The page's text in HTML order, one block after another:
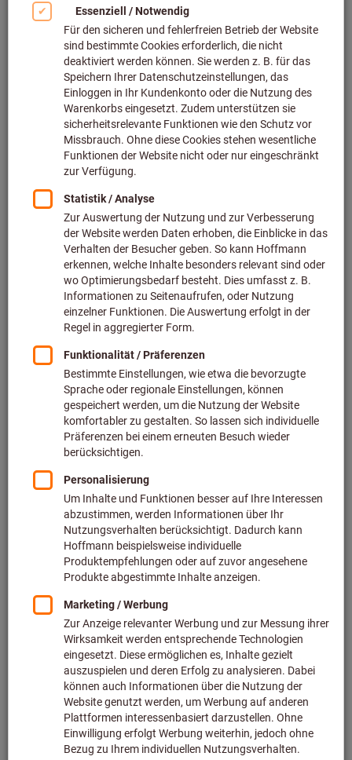
Reibwerkzeuge (441)
Bohraufnahmen & Adapterlösungen (732)
Gewindebohrer (382)
Bohrungsbearbeitung Ersatzteile & Zubehör (867)
Leere Boxen & Kassetten für Bohrbearbeitung (10)
Sie suchen noch nach dem geeigneten
Werkzeug?
Entdecken Sie den ToolScout mit
Anwendungsdaten, Werkzeugsuche und
individuellen Bearbeitungsaufgaben.
Finden Sie hier Ihr passendes Werkzeug
Kosten senken, Leistung erhalten –
Nachschleifservice schnell & effizient
Wir prüfen, schleifen und beschichten Ihre
Zerspanungswerkzeuge – mit Original-
Geometrie, bis zu 95 % der Standzeit und bis
zu 85 % Kostenersparnis.
Zum Nachschleifservice
Filtern & Sortieren
3000 Produkte gefunden
Produkte
Spiralbohrer HSS N TiN